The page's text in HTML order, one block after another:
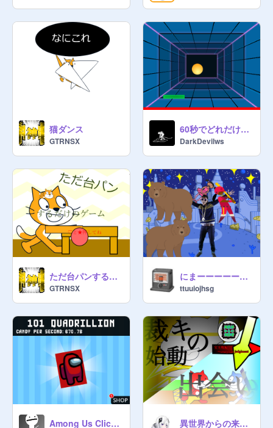
猫ダンス
GTRNSX
60秒でどれだけ跳ねるかな?目指せ100回
DarkDevilws
ただ台パンするだけ
GTRNSX
にまーーーーーー〜〜〜ー
ttuuiojhsg
Among Us Clicker 異世界からの来訪者 宝玉戦編 第一話 招待状